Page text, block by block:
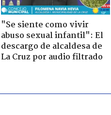
"Se siente como vivir
abuso sexual infantil": El
descargo de alcaldesa de
La Cruz por audio filtrado